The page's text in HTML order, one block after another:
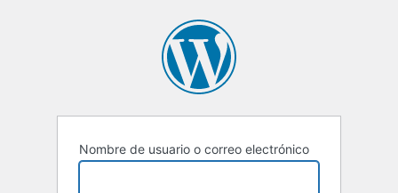
Nombre de usuario o correo electrónico